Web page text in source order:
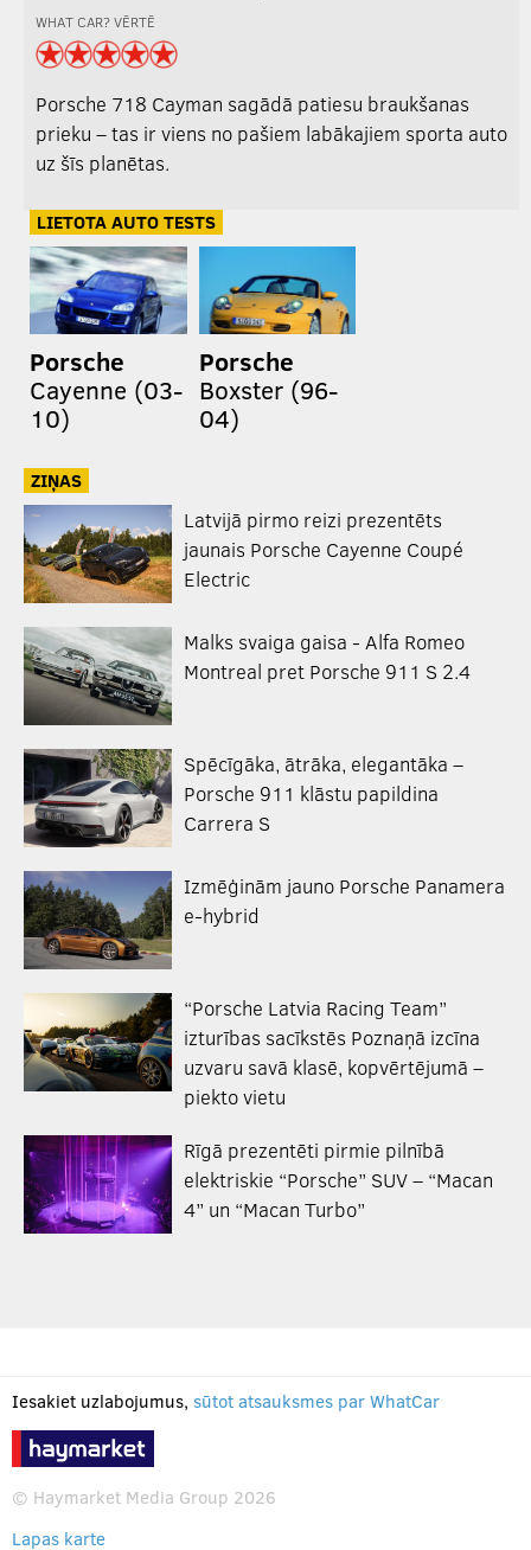
WHAT CAR? VĒRTĒ
Porsche 718 Cayman sagādā patiesu braukšanas
prieku – tas ir viens no pašiem labākajiem sporta auto
uz šīs planētas.
LIETOTA AUTO TESTS
Porsche
Cayenne (03-
10)
Porsche
Boxster (96-
04)
ZIŅAS
Latvijā pirmo reizi prezentēts
jaunais Porsche Cayenne Coupé
Electric
Malks svaiga gaisa - Alfa Romeo
Montreal pret Porsche 911 S 2.4
Spēcīgāka, ātrāka, elegantāka –
Porsche 911 klāstu papildina
Carrera S
Izmēģinām jauno Porsche Panamera
e-hybrid
“Porsche Latvia Racing Team”
izturības sacīkstēs Poznaņā izcīna
uzvaru savā klasē, kopvērtējumā –
piekto vietu
Rīgā prezentēti pirmie pilnībā
elektriskie “Porsche” SUV – “Macan
4” un “Macan Turbo”
Iesakiet uzlabojumus, sūtot atsauksmes par WhatCar
© Haymarket Media Group 2026
Lapas karte